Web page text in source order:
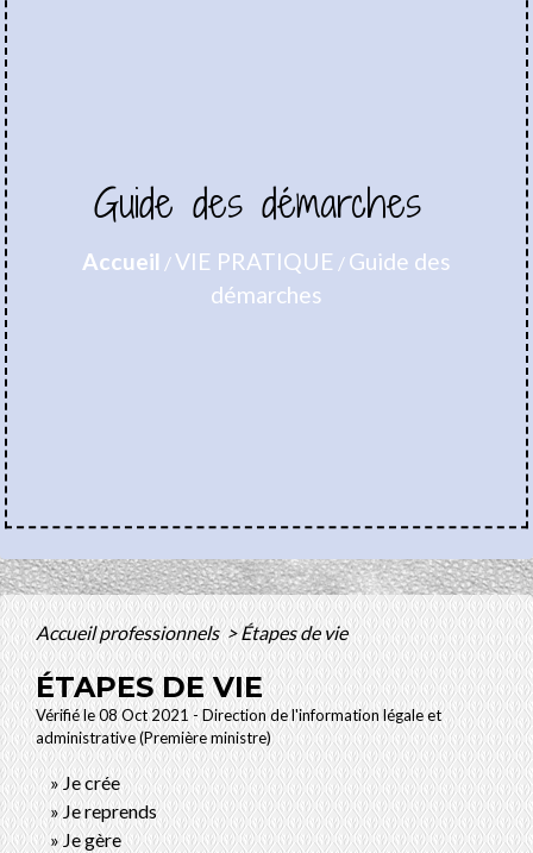
Guide des démarches
Accueil /VIE PRATIQUE / Guide des
démarches
Accueil professionnels>Étapes de vie
ÉTAPES DE VIE
Vérifié le 08 Oct 2021 - Direction de l'information légale et
administrative (Première ministre)
Je crée
Je reprends
Je gère